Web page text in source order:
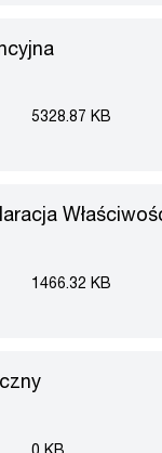
5328.87 KB
1466.32 KB